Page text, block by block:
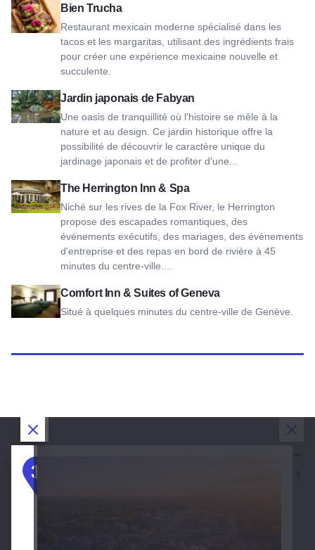
Bien Trucha
Restaurant mexicain moderne spécialisé dans les
tacos et les margaritas, utilisant des ingrédients frais
pour créer une expérience mexicaine nouvelle et
succulente.
Voir Bien Trucha
Jardin japonais de Fabyan
Une oasis de tranquillité où l'histoire se mêle à la
nature et au design. Ce jardin historique offre la
possibilité de découvrir le caractère unique du
jardinage japonais et de profiter d'une...
Voir Fabyan Japanese Garden
The Herrington Inn & Spa
Niché sur les rives de la Fox River, le Herrington
propose des escapades romantiques, des
événements exécutifs, des mariages, des événements
d'entreprise et des repas en bord de rivière à 45
minutes du centre-ville....
Voir The Herrington Inn & Spa
Comfort Inn & Suites of Geneva
Situé à quelques minutes du centre-ville de Genève.
Voir Comfort Inn & Suites of Geneva
Fermer la boîte de dialogue
1
Fermer la boîte de dialogue
2
Fermer la boîte de dialogue
3